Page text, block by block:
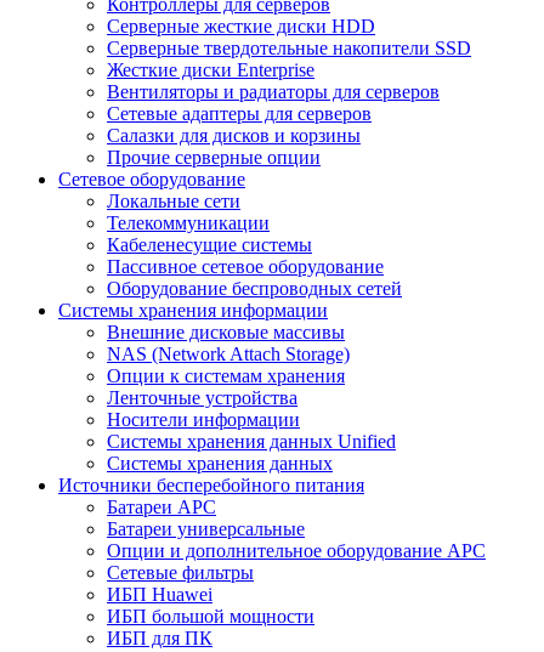
Контроллеры для серверов
Серверные жесткие диски HDD
Серверные твердотельные накопители SSD
Жесткие диски Enterprise
Вентиляторы и радиаторы для серверов
Сетевые адаптеры для серверов
Салазки для дисков и корзины
Прочие серверные опции
Сетевое оборудование
Локальные сети
Телекоммуникации
Кабеленесущие системы
Пассивное сетевое оборудование
Оборудование беспроводных сетей
Системы хранения информации
Внешние дисковые массивы
NAS (Network Attach Storage)
Опции к системам хранения
Ленточные устройства
Носители информации
Системы хранения данных Unified
Системы хранения данных
Источники бесперебойного питания
Батареи APC
Батареи универсальные
Опции и дополнительное оборудование АРС
Сетевые фильтры
ИБП Huawei
ИБП большой мощности
ИБП для ПК